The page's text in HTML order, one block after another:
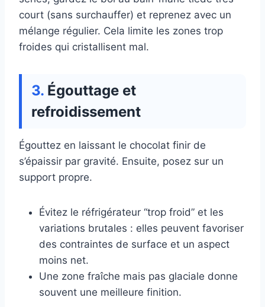
court (sans surchauffer) et reprenez avec un
mélange régulier. Cela limite les zones trop
froides qui cristallisent mal.
Égouttage et
refroidissement
Égouttez en laissant le chocolat finir de
s’épaissir par gravité. Ensuite, posez sur un
support propre.
Évitez le réfrigérateur “trop froid” et les
variations brutales : elles peuvent favoriser
des contraintes de surface et un aspect
moins net.
Une zone fraîche mais pas glaciale donne
souvent une meilleure finition.